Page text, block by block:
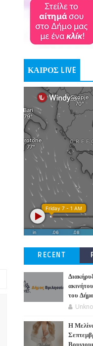
ΚΑΙΡΟΣ LIVE
RECENT
του
Η